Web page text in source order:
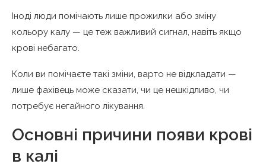
Іноді люди помічають лише прожилки або зміну
кольору калу — це теж важливий сигнал, навіть якщо
крові небагато.
Коли ви помічаєте такі зміни, варто не відкладати —
лише фахівець може сказати, чи це нешкідливо, чи
потребує негайного лікування.
Основні причини появи крові
в калі